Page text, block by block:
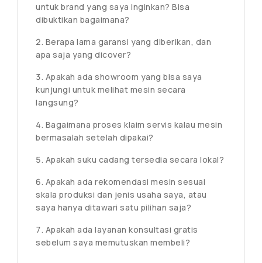
untuk brand yang saya inginkan? Bisa
dibuktikan bagaimana?
Berapa lama garansi yang diberikan, dan
apa saja yang dicover?
Apakah ada showroom yang bisa saya
kunjungi untuk melihat mesin secara
langsung?
Bagaimana proses klaim servis kalau mesin
bermasalah setelah dipakai?
Apakah suku cadang tersedia secara lokal?
Apakah ada rekomendasi mesin sesuai
skala produksi dan jenis usaha saya, atau
saya hanya ditawari satu pilihan saja?
Apakah ada layanan konsultasi gratis
sebelum saya memutuskan membeli?